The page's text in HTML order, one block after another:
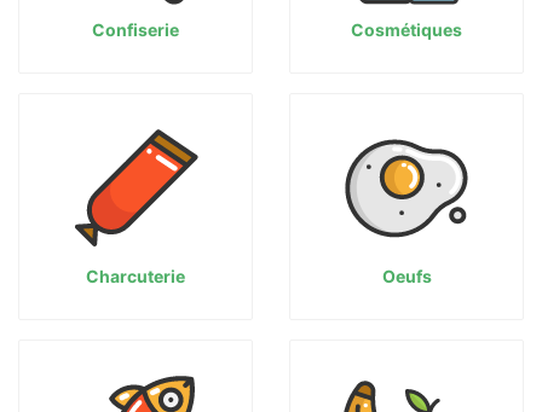
Confiserie Cosmétiques
Charcuterie Oeufs